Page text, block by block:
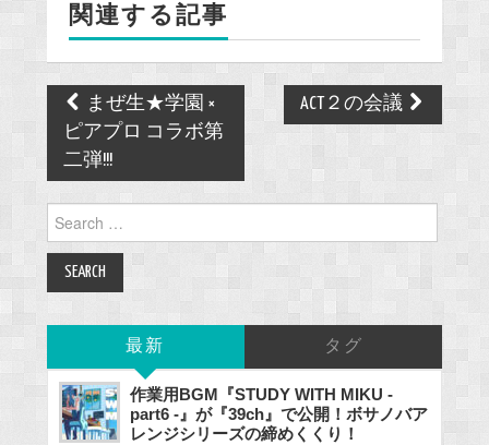
o
k
関連する記事
Post
navigation
まぜ生★学園 ×
ピアプロ コラボ第
二弾!!!
ACT２の会議
Search
for:
最新 タグ
作業用BGM『STUDY WITH MIKU -
part6 -』が『39ch』で公開！ボサノバア
レンジシリーズの締めくくり！